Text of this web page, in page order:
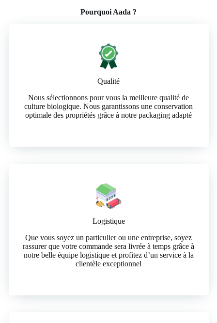
Pourquoi Aada ?
Qualité
Nous sélectionnons pour vous la meilleure qualité de
culture biologique. Nous garantissons une conservation
optimale des propriétés grâce à notre packaging adapté
Logistique
Que vous soyez un particulier ou une entreprise, soyez
rassurer que votre commande sera livrée à temps grâce à
notre belle équipe logistique et profitez d’un service à la
clientèle exceptionnel